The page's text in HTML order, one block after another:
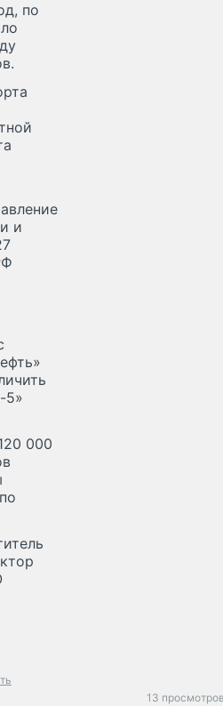
по
и
5»
000
13